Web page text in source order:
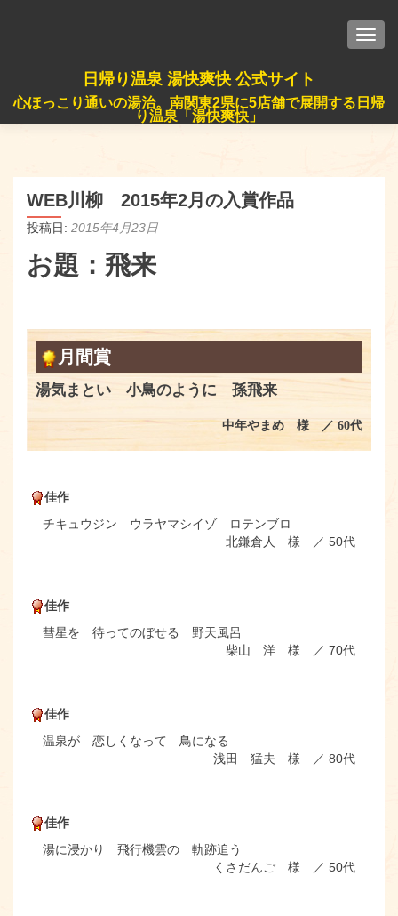
日帰り温泉 湯快爽快 公式サイト
心ほっこり通いの湯治。南関東2県に5店舗で展開する日帰
り温泉「湯快爽快」
WEB川柳 2015年2月の入賞作品
投稿日: 2015年4月23日
お題：飛来
月間賞
湯気まとい 小鳥のように 孫飛来
中年やまめ 様 ／ 60代
佳作
チキュウジン ウラヤマシイゾ ロテンブロ
北鎌倉人 様 ／ 50代
佳作
彗星を 待ってのぼせる 野天風呂
柴山 洋 様 ／ 70代
佳作
温泉が 恋しくなって 鳥になる
浅田 猛夫 様 ／ 80代
佳作
湯に浸かり 飛行機雲の 軌跡追う
くさだんご 様 ／ 50代